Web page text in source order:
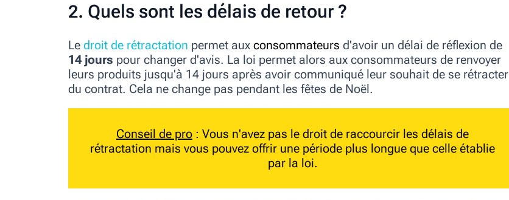
2. Quels sont les délais de retour ?
Le droit de rétractation permet aux consommateurs d'avoir un délai de réflexion de
14 jours pour changer d'avis. La loi permet alors aux consommateurs de renvoyer
leurs produits jusqu'à 14 jours après avoir communiqué leur souhait de se rétracter
du contrat. Cela ne change pas pendant les fêtes de Noël.
Conseil de pro : Vous n'avez pas le droit de raccourcir les délais de
rétractation mais vous pouvez offrir une période plus longue que celle établie
par la loi.